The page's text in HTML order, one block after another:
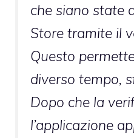
che siano state
Store tramite il
Questo
diverso tempo,
Dopo che la
l’applicazione